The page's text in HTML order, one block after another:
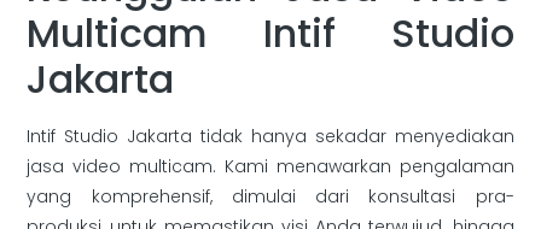
Multicam Intif Studio
Jakarta
Intif Studio Jakarta tidak hanya sekadar menyediakan
jasa video multicam. Kami menawarkan pengalaman
yang komprehensif, dimulai dari konsultasi pra-